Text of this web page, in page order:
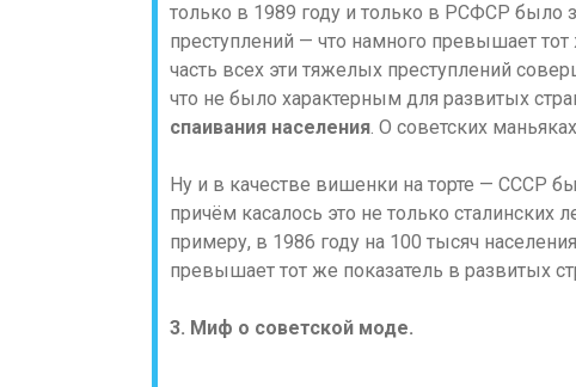
только в 1989 году и только в РСФСР было
преступлений — что намного превышает
часть всех эти тяжелых преступлений
что не было характерным для развитых
спаивания населения. О советских
Ну и в качестве вишенки на торте — СССР
причём касалось это не только
примеру, в 1986 году на 100 тысяч
превышает тот же показатель в развитых
3. Миф о советской моде.